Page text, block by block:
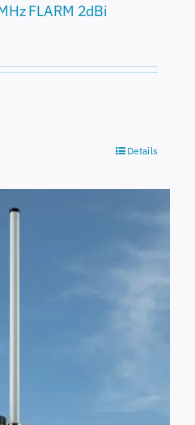
FLARM 2dBi
Details